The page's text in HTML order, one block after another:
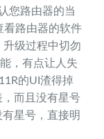
您路由器的当
看路由器的软件
级过程中切勿
，有点让人失
的UI渣得掉
而且没有星号
星号，直接明